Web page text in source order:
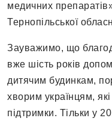
медичних
Тернопільської
Зауважимо, що
вже шість років
дитячим будинкам,
хворим українцям,
підтримки. Тільки у